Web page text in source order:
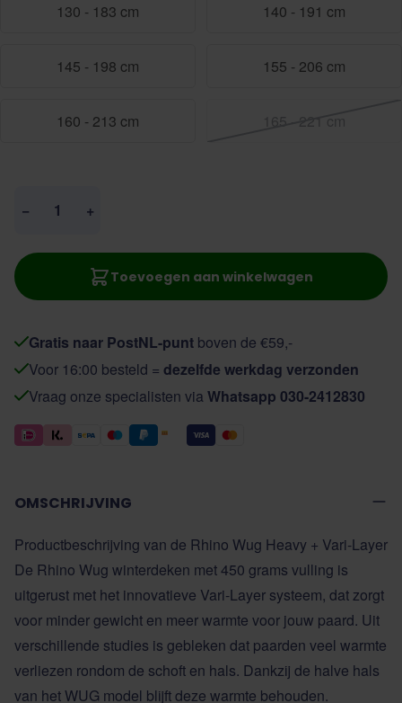
130 - 183 cm 140 - 191 cm
145 - 198 cm 155 - 206 cm
160 - 213 cm
− +
Toevoegen aan winkelwagen
Gratis naar PostNL-punt boven de €59,-
Voor 16:00 besteld = dezelfde werkdag verzonden
Vraag onze specialisten via Whatsapp 030-2412830
OMSCHRIJVING
Productbeschrijving van de Rhino Wug Heavy + Vari-Layer
De Rhino Wug winterdeken met 450 grams vulling is
uitgerust met het innovatieve Vari-Layer systeem, dat zorgt
voor minder gewicht en meer warmte voor jouw paard. Uit
verschillende studies is gebleken dat paarden veel warmte
verliezen rondom de schoft en hals. Dankzij de halve hals
van het WUG model blijft deze warmte behouden.